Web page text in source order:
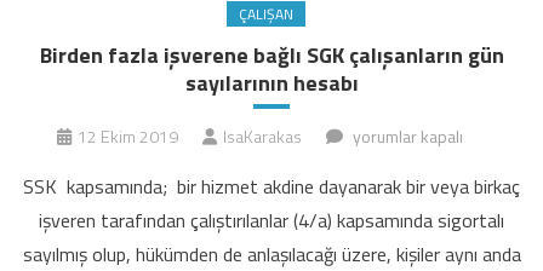
ÇALIŞAN
Birden fazla işverene bağlı SGK çalışanların gün
sayılarının hesabı
12 Ekim 2019 IsaKarakas
Birden
işverene
bağlı
SGK
yorumlar kapalı
SSK kapsamında; bir hizmet akdine dayanarak bir veya birkaç
işveren tarafından çalıştırılanlar (4/a) kapsamında sigortalı
sayılmış olup, hükümden de anlaşılacağı üzere, kişiler aynı anda